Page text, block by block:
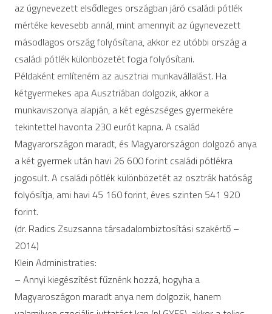
az úgynevezett elsődleges országban járó családi pótlék
mértéke kevesebb annál, mint amennyit az úgynevezett
másodlagos ország folyósítana, akkor ez utóbbi ország a
családi pótlék különbözetét fogja folyósítani.
Példaként említeném az ausztriai munkavállalást. Ha
kétgyermekes apa Ausztriában dolgozik, akkor a
munkaviszonya alapján, a két egészséges gyermekére
tekintettel havonta 230 eurót kapna. A család
Magyarországon maradt, és Magyarországon dolgozó anya
a két gyermek után havi 26 600 forint családi pótlékra
jogosult. A családi pótlék különbözetét az osztrák hatóság
folyósítja, ami havi 45 160 forint, éves szinten 541 920
forint.
(dr. Radics Zsuzsanna társadalombiztosítási szakértő –
2014)
Klein Administraties:
– Annyi kiegészítést fűznénk hozzá, hogyha a
Magyaroszágon maradt anya nem dolgozik, hanem